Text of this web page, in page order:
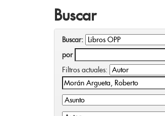
Buscar
Buscar:
por
Filtros actuales: